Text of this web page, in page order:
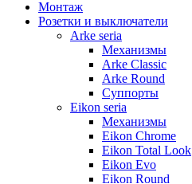
Монтаж
Розетки и выключатели
Arke seria
Механизмы
Arke Classic
Arke Round
Суппорты
Eikon seria
Механизмы
Eikon Chrome
Eikon Total Look
Eikon Evo
Eikon Round